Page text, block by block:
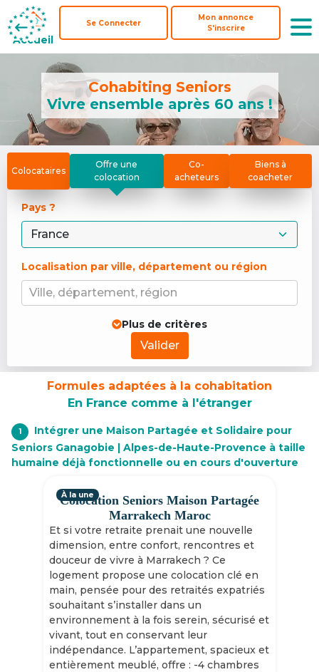
Accueil
Se Connecter
Mon annonce
S'inscrire
Accueil
Se Connecter
Mon annonce
S'inscrire
Cohabiting Seniors
Vivre ensemble après 60 ans !
Colocataires
Offre une
colocation
Co-
acheteurs
Biens à
coacheter
Pays ?
Localisation par ville, département ou région
Ville, département, région
Plus de critères
Valider
Formules adaptées à la cohabitation
En France comme à l'étranger
1
Intégrer une Maison Partagée et Solidaire pour
Seniors Ganagobie | Alpes-de-Haute-Provence à taille
humaine déjà fonctionnelle ou en cours d'ouverture
Colocation Seniors Maison Partagée
Marrakech Maroc
Et si votre retraite prenait une nouvelle
dimension, entre confort, rencontres et
douceur de vivre à Marrakech ? Ce
logement propose une colocation clé en
main, pensée pour des retraités expatriés
souhaitant s’installer dans un
environnement à la fois serein, sécurisé et
vivant, tout en conservant leur
indépendance. L’appartement, spacieux et
entièrement meublé, offre : -4 chambres
À la une